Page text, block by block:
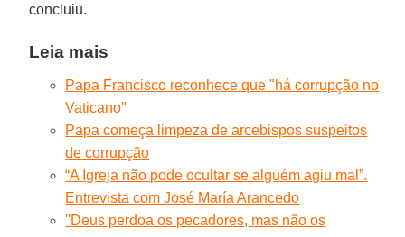
concluiu.
Leia mais
Papa Francisco reconhece que "há corrupção no
Vaticano"
Papa começa limpeza de arcebispos suspeitos
de corrupção
“A Igreja não pode ocultar se alguém agiu mal”.
Entrevista com José María Arancedo
''Deus perdoa os pecadores, mas não os